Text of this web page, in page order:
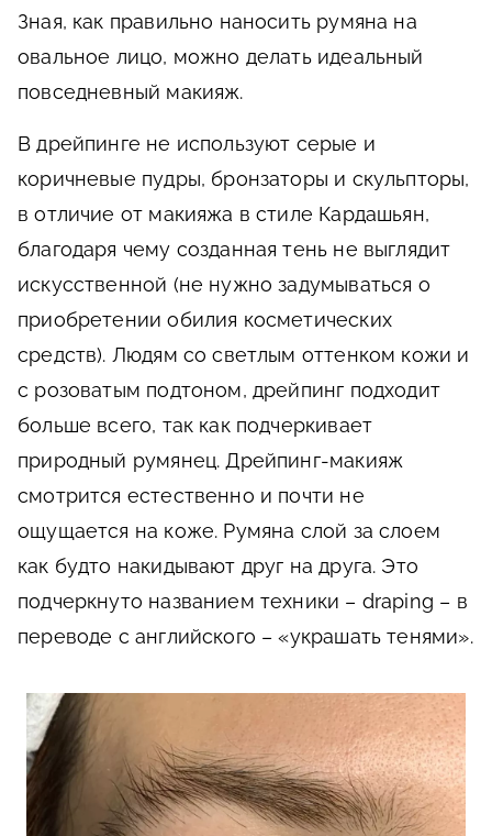
Зная, как правильно наносить румяна на
овальное лицо, можно делать идеальный
повседневный макияж.
В дрейпинге не используют серые и
коричневые пудры, бронзаторы и скульпторы,
в отличие от макияжа в стиле Кардашьян,
благодаря чему созданная тень не выглядит
искусственной (не нужно задумываться о
приобретении обилия косметических
средств). Людям со светлым оттенком кожи и
с розоватым подтоном, дрейпинг подходит
больше всего, так как подчеркивает
природный румянец. Дрейпинг-макияж
смотрится естественно и почти не
ощущается на коже. Румяна слой за слоем
как будто накидывают друг на друга. Это
подчеркнуто названием техники – draping – в
переводе с английского – «украшать тенями».